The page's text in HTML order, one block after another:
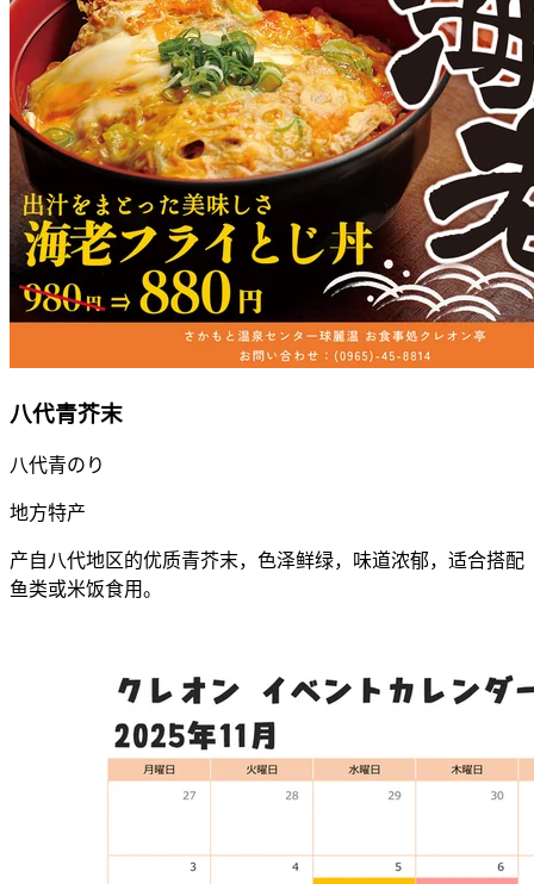
八代青芥末
八代青のり
地方特产
产自八代地区的优质青芥末，色泽鲜绿，味道浓郁，适合搭配
鱼类或米饭食用。